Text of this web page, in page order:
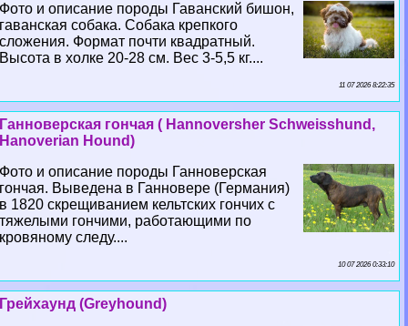
Фото и описание породы Гаванский бишон,
гаванская собака. Собака крепкого
сложения. Формат почти квадратный.
Высота в холке 20-28 см. Вес 3-5,5 кг....
11 07 2026 8:22:35
Ганноверская гончая ( Hannoversher Schweisshund,
Hanoverian Hound)
Фото и описание породы Ганноверская
гончая. Выведена в Ганновере (Германия)
в 1820 скрещиванием кельтских гончих с
тяжелыми гончими, работающими по
кровяному следу....
10 07 2026 0:33:10
Грейхаунд (Greyhound)